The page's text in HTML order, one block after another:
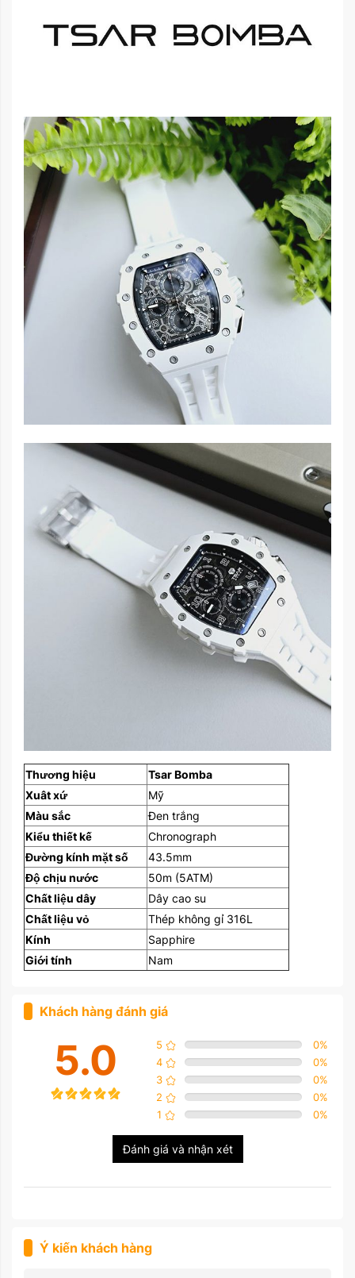
Thương hiệu
Tsar Bomba
Xuât xứ
Mỹ
Màu sắc
Đen trắng
Kiểu thiết kế
Chronograph
Đường kính mặt số
43.5mm
Độ chịu nước
50m (5ATM)
Chất liệu dây
Dây cao su
Chất liệu vỏ
Thép không gỉ 316L
Kính
Sapphire
Giới tính
Nam
Khách hàng đánh giá
5.0 5 0%
4
0%
3
0%
2
0%
1
0%
Đánh giá và nhận xét
Ý kiến khách hàng